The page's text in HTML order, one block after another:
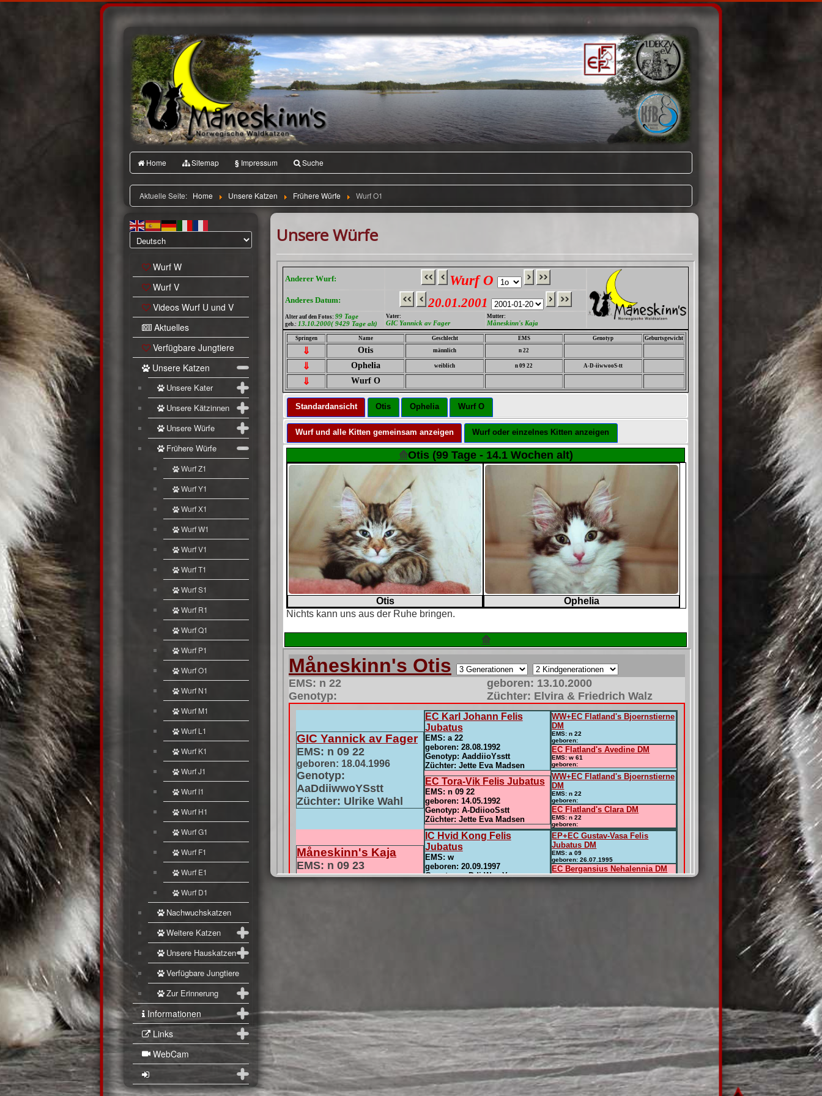
Home Sitemap § Impressum Suche
Aktuelle Seite: Home Unsere Katzen Frühere Würfe Wurf O1
Wurf W
Wurf V
Videos Wurf U und V
Aktuelles
Verfügbare Jungtiere
Unsere Katzen
Unsere Kater
Unsere Kätzinnen
Unsere Würfe
Frühere Würfe
Wurf Z1
Wurf Y1
Wurf X1
Wurf W1
Wurf V1
Wurf T1
Wurf S1
Wurf R1
Wurf Q1
Wurf P1
Wurf O1
Wurf N1
Wurf M1
Wurf L1
Wurf K1
Wurf J1
Wurf I1
Wurf H1
Wurf G1
Wurf F1
Wurf E1
Wurf D1
Nachwuchskatzen
Weitere Katzen
Unsere Hauskatzen
Verfügbare Jungtiere
Zur Erinnerung
Informationen
Links
WebCam
Unsere Würfe